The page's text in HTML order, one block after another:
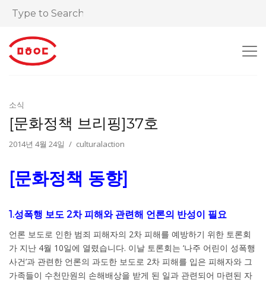
소식
[문화정책 브리핑]37호
2014년 4월 24일 culturalaction
[문화정책 동향]
1.성폭행 보도 2차 피해와 관련해 언론의 반성이 필요
언론 보도로 인한 범죄 피해자의 2차 피해를 예방하기 위한 토론회
가 지난 4월 10일에 열렸습니다. 이날 토론회는 ‘나주 어린이 성폭행
사건’과 관련한 언론의 과도한 보도로 2차 피해를 입은 피해자와 그
가족들이 수천만원의 손해배상을 받게 된 일과 관련되어 마련된 자